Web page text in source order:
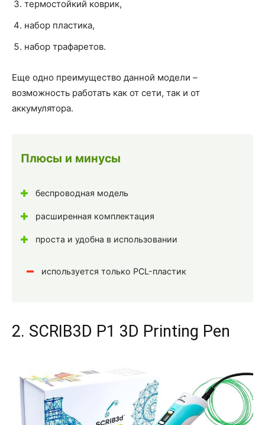
термостойкий коврик,
набор пластика,
набор трафаретов.
Еще одно преимущество данной модели –
возможность работать как от сети, так и от
аккумулятора.
Плюсы и минусы
беспроводная модель
расширенная комплектация
проста и удобна в использовании
используется только PCL-пластик
2. SCRIB3D P1 3D Printing Pen